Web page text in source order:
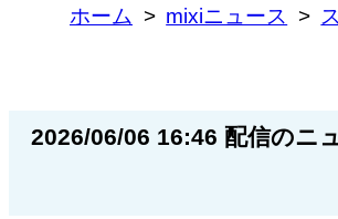
ホーム mixiニュース
2026/06/06 16:46 配信のニ